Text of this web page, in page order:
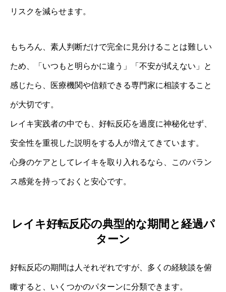
リスクを減らせます。
もちろん、素人判断だけで完全に見分けることは難しい
ため、「いつもと明らかに違う」「不安が拭えない」と
感じたら、医療機関や信頼できる専門家に相談すること
が大切です。
レイキ実践者の中でも、好転反応を過度に神秘化せず、
安全性を重視した説明をする人が増えてきています。
心身のケアとしてレイキを取り入れるなら、このバラン
ス感覚を持っておくと安心です。
レイキ好転反応の典型的な期間と経過パ
ターン
好転反応の期間は人それぞれですが、多くの経験談を俯
瞰すると、いくつかのパターンに分類できます。